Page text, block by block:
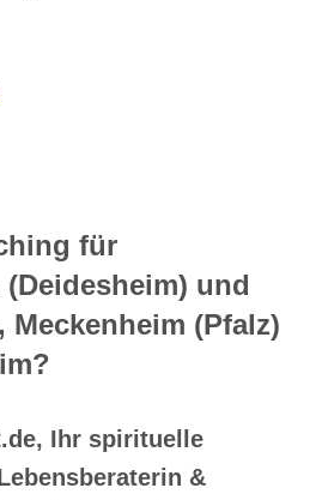
für
und
Meckenheim (Pfalz)
Ihr spirituelle
&